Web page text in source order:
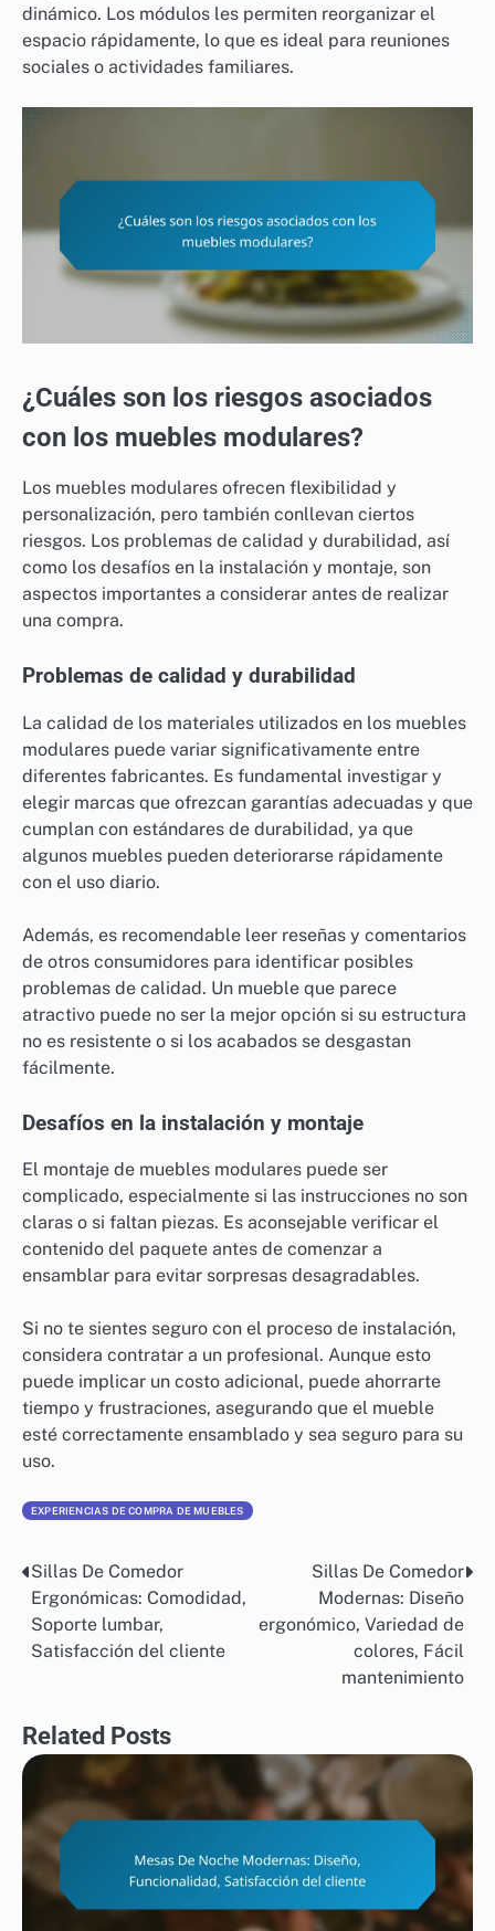
dinámico. Los módulos les permiten reorganizar el
espacio rápidamente, lo que es ideal para reuniones
sociales o actividades familiares.
¿Cuáles son los riesgos asociados
con los muebles modulares?
Los muebles modulares ofrecen flexibilidad y
personalización, pero también conllevan ciertos
riesgos. Los problemas de calidad y durabilidad, así
como los desafíos en la instalación y montaje, son
aspectos importantes a considerar antes de realizar
una compra.
Problemas de calidad y durabilidad
La calidad de los materiales utilizados en los muebles
modulares puede variar significativamente entre
diferentes fabricantes. Es fundamental investigar y
elegir marcas que ofrezcan garantías adecuadas y que
cumplan con estándares de durabilidad, ya que
algunos muebles pueden deteriorarse rápidamente
con el uso diario.
Además, es recomendable leer reseñas y comentarios
de otros consumidores para identificar posibles
problemas de calidad. Un mueble que parece
atractivo puede no ser la mejor opción si su estructura
no es resistente o si los acabados se desgastan
fácilmente.
Desafíos en la instalación y montaje
El montaje de muebles modulares puede ser
complicado, especialmente si las instrucciones no son
claras o si faltan piezas. Es aconsejable verificar el
contenido del paquete antes de comenzar a
ensamblar para evitar sorpresas desagradables.
Si no te sientes seguro con el proceso de instalación,
considera contratar a un profesional. Aunque esto
puede implicar un costo adicional, puede ahorrarte
tiempo y frustraciones, asegurando que el mueble
esté correctamente ensamblado y sea seguro para su
uso.
EXPERIENCIAS DE COMPRA DE MUEBLES
Post
navigation
Sillas De Comedor
Ergonómicas: Comodidad,
Soporte lumbar,
Satisfacción del cliente
Sillas De Comedor
Modernas: Diseño
ergonómico, Variedad de
colores, Fácil
mantenimiento
Related Posts